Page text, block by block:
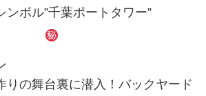
ンボル”千葉ポートタワー”
りの舞台裏に潜入！バックヤード